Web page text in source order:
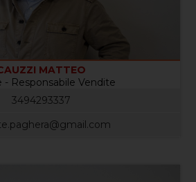
MATTEO
- Responsabile Vendite
3494293337